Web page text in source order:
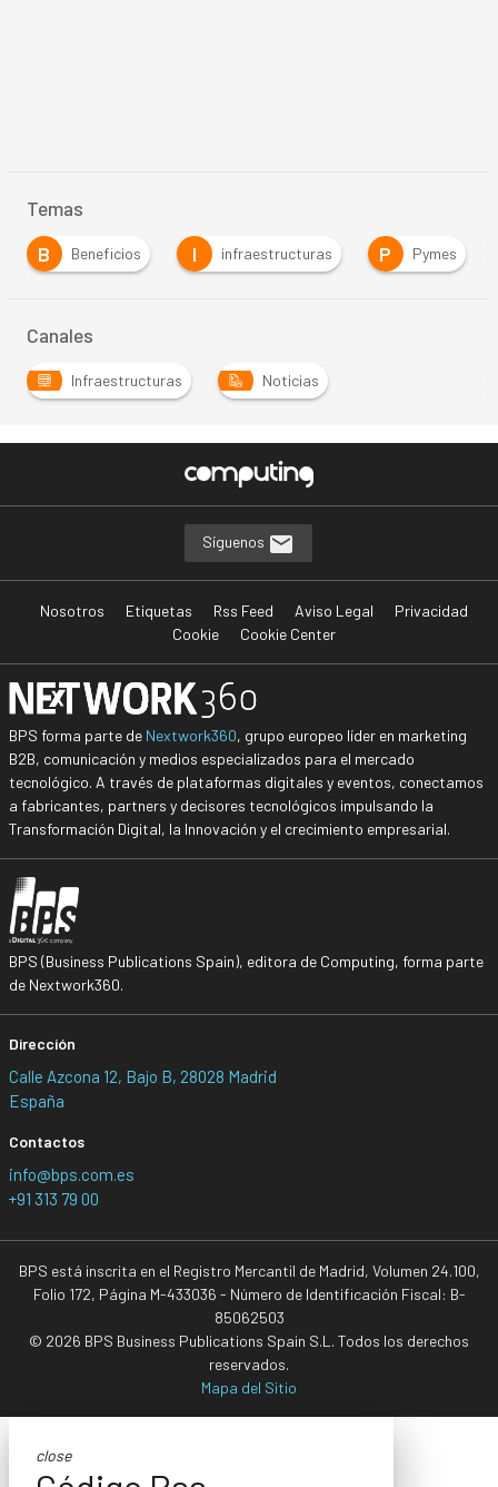
Temas
Beneficios infraestructuras Pymes
Canales
Infraestructuras Noticias
Síguenos
Nosotros Etiquetas Rss Feed Aviso Legal
Privacidad
Cookie
Cookie Center
BPS forma parte de Nextwork360, grupo europeo líder en marketing
B2B, comunicación y medios especializados para el mercado
tecnológico. A través de plataformas digitales y eventos, conectamos
a fabricantes, partners y decisores tecnológicos impulsando la
Transformación Digital, la Innovación y el crecimiento empresarial.
BPS (Business Publications Spain), editora de Computing, forma parte
de Nextwork360.
Dirección
Calle Azcona 12, Bajo B, 28028 Madrid
España
Contactos
info@bps.com.es
+91 313 79 00
BPS está inscrita en el Registro Mercantil de Madrid, Volumen 24.100,
Folio 172, Página M-433036 - Número de Identificación Fiscal: B-
85062503
© 2026 BPS Business Publications Spain S.L. Todos los derechos
reservados.
Mapa del Sitio
close